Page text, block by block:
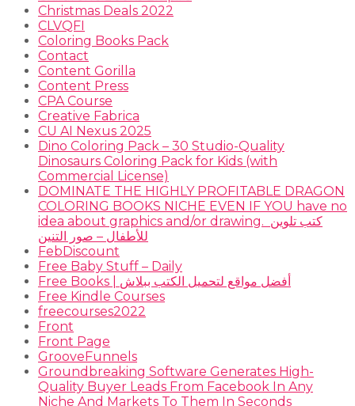
Christmas Deals 2022
CLVQFI
Coloring Books Pack
Contact
Content Gorilla
Content Press
CPA Course
Creative Fabrica
CU AI Nexus 2025
Dino Coloring Pack – 30 Studio-Quality
Dinosaurs Coloring Pack for Kids (with
Commercial License)
DOMINATE THE HIGHLY PROFITABLE DRAGON
COLORING BOOKS NICHE EVEN IF YOU have no
idea about graphics and/or drawing. ​ كتب تلوين
للأطفال – صور التنين
FebDiscount
Free Baby Stuff – Daily
Free Books | أفضل مواقع لتحميل الكتب ببلاش
Free Kindle Courses
freecourses2022
Front
Front Page
GrooveFunnels
Groundbreaking Software Generates High-
Quality Buyer Leads From Facebook In Any
Niche And Markets To Them In Seconds